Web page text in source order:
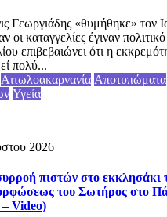
Γεωργιάδης «θυμήθηκε» τον
οι καταγγελίες έγιναν
επιβεβαιώνει ότι η
πολύ...
Αιτωλοακαρνανία Αποτυπώματα
Υγεία
2026
πιστών στο εκκλησάκι
του Σωτήρος στο
Video)